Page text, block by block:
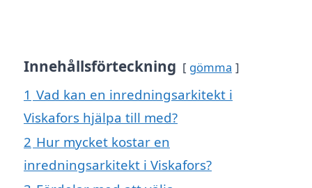
Innehållsförteckning gömma
1 Vad kan en inredningsarkitekt i
Viskafors hjälpa till med?
2 Hur mycket kostar en
inredningsarkitekt i Viskafors?